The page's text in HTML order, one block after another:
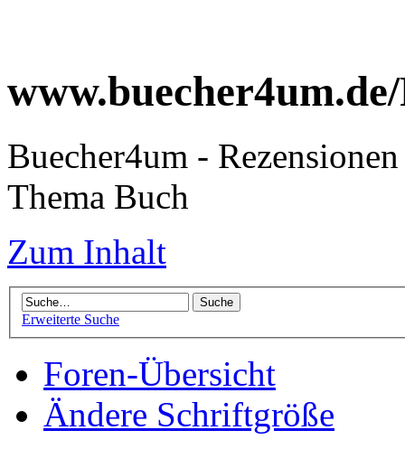
Buecher4um -
Thema Buch
Zum Inhalt
Erweiterte Suche
Foren-Übersicht
Ändere Schriftgröße